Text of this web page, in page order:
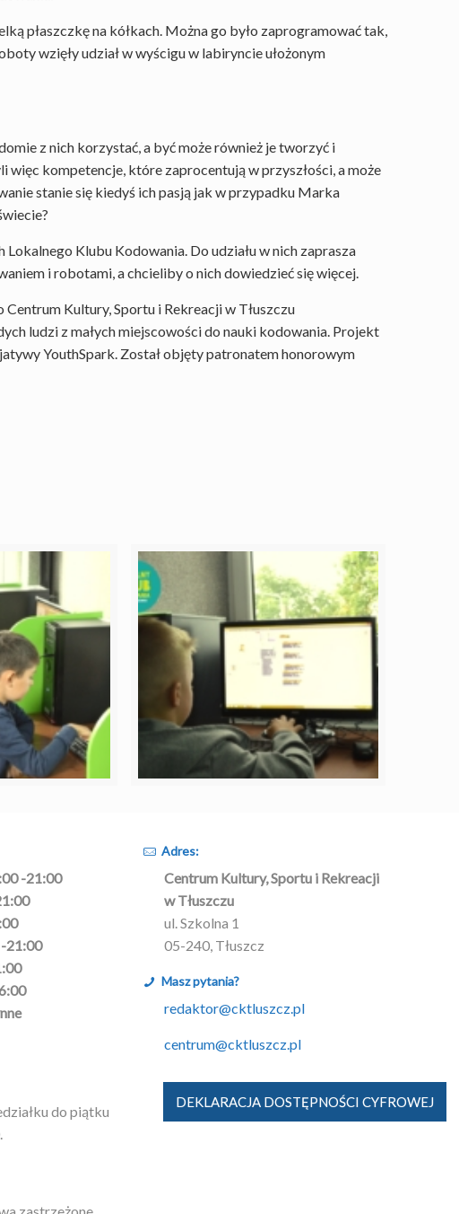
płaszczkę na kółkach. Można go było zaprogramować tak,
wzięły udział w wyścigu w labiryncie ułożonym
z nich korzystać, a być może również je tworzyć i
kompetencje, które zaprocentują w przyszłości, a może
stanie się kiedyś ich pasją jak w przypadku Marka
Klubu Kodowania. Do udziału w nich zaprasza
i robotami, a chcieliby o nich dowiedzieć się więcej.
Kultury, Sportu i Rekreacji w Tłuszczu
ludzi z małych miejscowości do nauki kodowania. Projekt
YouthSpark. Został objęty patronatem honorowym
-21:00
21:00
do piątku
Adres:
Centrum Kultury, Sportu i Rekreacji
w Tłuszczu
ul. Szkolna 1
05-240, Tłuszcz
Masz pytania?
redaktor@cktluszcz.pl
centrum@cktluszcz.pl
DEKLARACJA DOSTĘPNOŚCI CYFROWEJ